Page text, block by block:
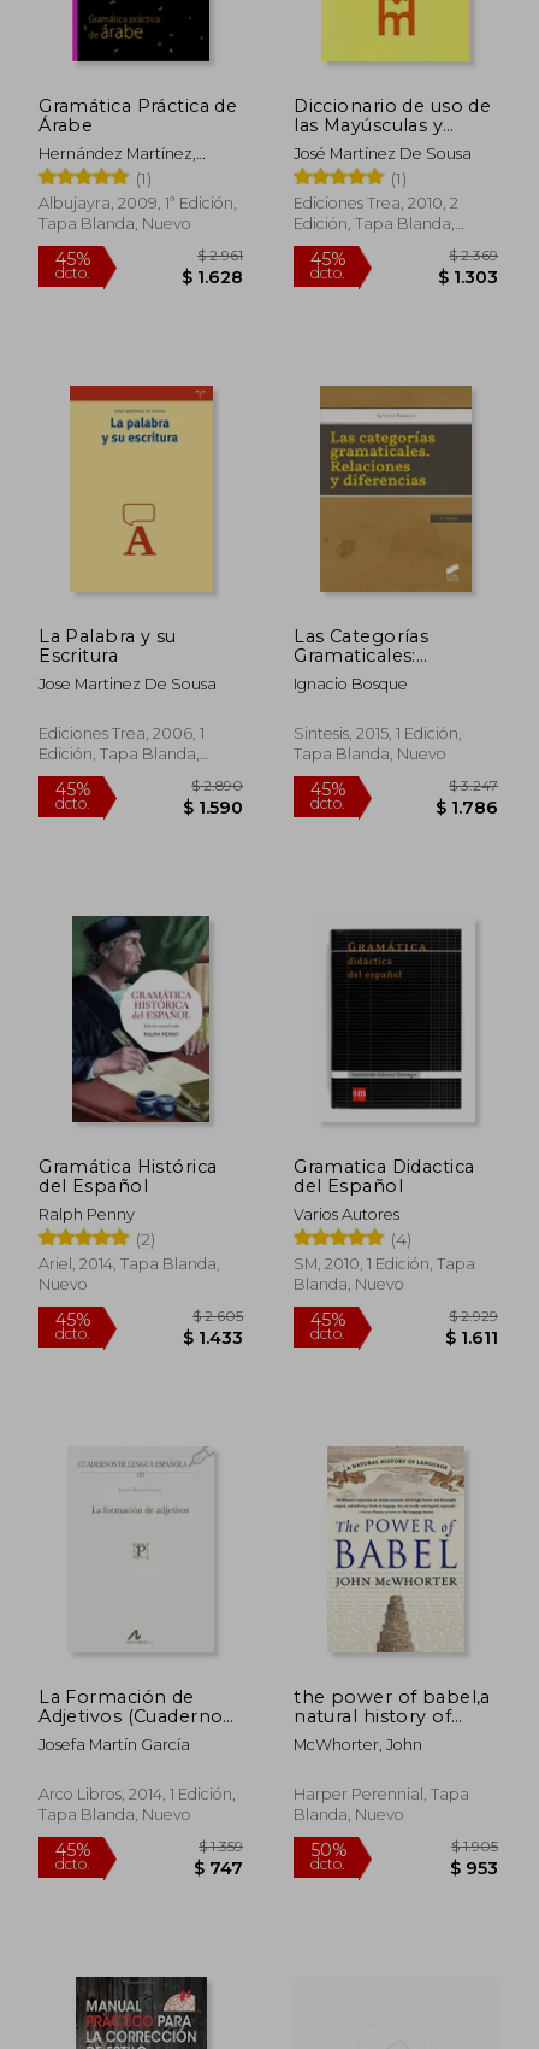
40%
dcto. $ 598
45%
dcto.
Gramática Práctica de
Árabe
Hernández Martínez,
Joana
(1)
Albujayra, 2009, 1ª Edición,
Tapa Blanda, Nuevo
45%
dcto. $ 1.628
Diccionario de uso de
las Mayúsculas y
Minúsculas
José Martínez De Sousa
(1)
Ediciones Trea, 2010, 2
Edición, Tapa Blanda,
Nuevo
dcto. $
La Palabra y su
Escritura
Jose Martinez De Sousa
Ediciones Trea, 2006, 1
Edición, Tapa Blanda,
Nuevo
Las Categorías
Gramaticales:
Relaciones y
Diferencias
Ignacio Bosque
Sintesis, 2015, 1 Edición,
Tapa Blanda, Nuevo
45%
Gramática Histórica
del Español
Ralph Penny
(2)
Ariel, 2014, Tapa Blanda,
Nuevo
Gramatica Didactica
del Español
Varios Autores
(4)
SM, 2010, 1 Edición, Tapa
Blanda, Nuevo
La Formación de
Adjetivos (Cuadernos
de Lengua Española)
Josefa Martín García
Arco Libros, 2014, 1 Edición,
Tapa Blanda, Nuevo
the power of babel,a
natural history of
language (en Inglés)
McWhorter, John
Harper Perennial, Tapa
Blanda, Nuevo